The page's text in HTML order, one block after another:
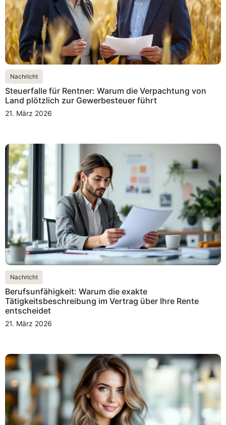
Nachricht
Steuerfalle für Rentner: Warum die Verpachtung von
Land plötzlich zur Gewerbesteuer führt
21. März 2026
Nachricht
Berufsunfähigkeit: Warum die exakte
Tätigkeitsbeschreibung im Vertrag über Ihre Rente
entscheidet
21. März 2026